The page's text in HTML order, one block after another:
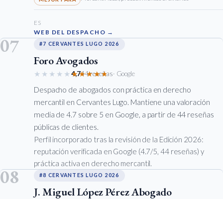
ES
WEB DEL DESPACHO →
07 #7 CERVANTES LUGO 2026
Foro Avogados
★★★★★★★★★★
4,744 reseñas· Google
Despacho de abogados con práctica en derecho
mercantil en Cervantes Lugo. Mantiene una valoración
media de 4.7 sobre 5 en Google, a partir de 44 reseñas
públicas de clientes.
Perfil incorporado tras la revisión de la Edición 2026:
reputación verificada en Google (4.7/5, 44 reseñas) y
práctica activa en derecho mercantil.
08 #8 CERVANTES LUGO 2026
J. Miguel López Pérez Abogado